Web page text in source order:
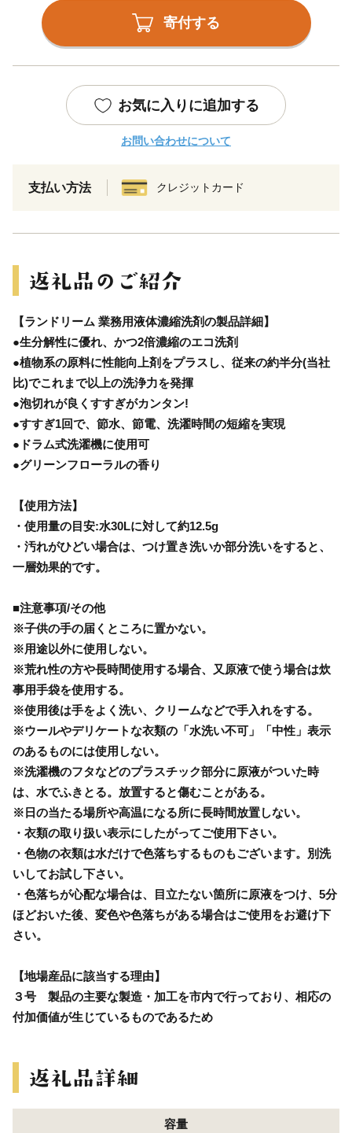
寄付する
お気に入りに追加する
お問い合わせについて
支払い方法 クレジットカード
【ランドリーム 業務用液体濃縮洗剤の製品詳細】
●生分解性に優れ、かつ2倍濃縮のエコ洗剤
●植物系の原料に性能向上剤をプラスし、従来の約半分(当社
比)でこれまで以上の洗浄力を発揮
●泡切れが良くすすぎがカンタン!
●すすぎ1回で、節水、節電、洗濯時間の短縮を実現
●ドラム式洗濯機に使用可
●グリーンフローラルの香り
【使用方法】
・使用量の目安:水30Lに対して約12.5g
・汚れがひどい場合は、つけ置き洗いか部分洗いをすると、
一層効果的です。
■注意事項/その他
※子供の手の届くところに置かない。
※用途以外に使用しない。
※荒れ性の方や長時間使用する場合、又原液で使う場合は炊
事用手袋を使用する。
※使用後は手をよく洗い、クリームなどで手入れをする。
※ウールやデリケートな衣類の「水洗い不可」「中性」表示
のあるものには使用しない。
※洗濯機のフタなどのプラスチック部分に原液がついた時
は、水でふきとる。放置すると傷むことがある。
※日の当たる場所や高温になる所に長時間放置しない。
・衣類の取り扱い表示にしたがってご使用下さい。
・色物の衣類は水だけで色落ちするものもございます。別洗
いしてお試し下さい。
・色落ちが心配な場合は、目立たない箇所に原液をつけ、5分
ほどおいた後、変色や色落ちがある場合はご使用をお避け下
さい。
【地場産品に該当する理由】
３号 製品の主要な製造・加工を市内で行っており、相応の
付加価値が生じているものであるため
容量